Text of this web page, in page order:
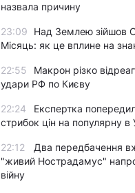
назвала причину
23:09
Над Землею зійшов
Місяць: як це вплине на
22:55
Макрон різко
удари РФ по Києву
22:24
Експертка
стрибок цін на популярну в
22:12
Два передбачення
"живий Нострадамус"
війну